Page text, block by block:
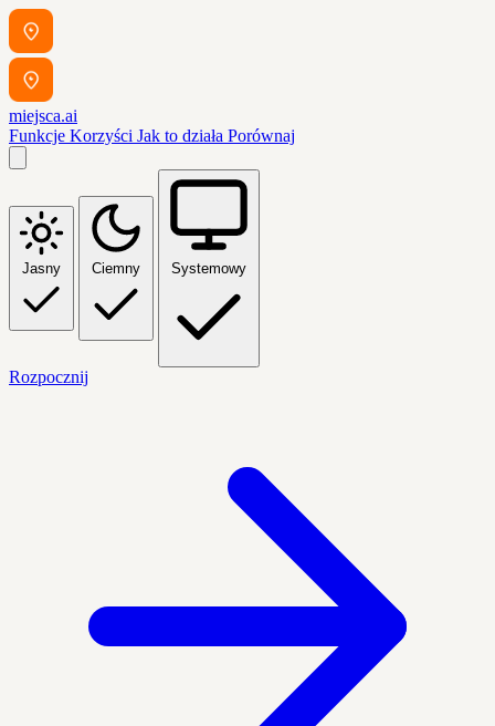
miejsca.ai
Funkcje Korzyści Jak to działa Porównaj
Jasny Ciemny Systemowy
Rozpocznij